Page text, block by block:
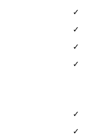
✓
✓
✓
✓
✓
✓